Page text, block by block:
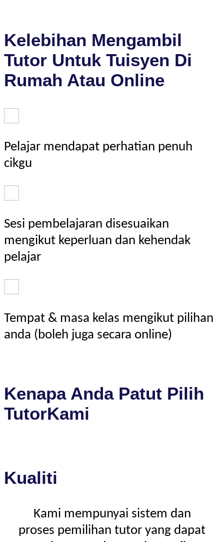
Kelebihan Mengambil
Tutor Untuk Tuisyen Di
Rumah Atau Online
Pelajar mendapat perhatian penuh
cikgu
Sesi pembelajaran disesuaikan
mengikut keperluan dan kehendak
pelajar
Tempat & masa kelas mengikut pilihan
anda (boleh juga secara online)
Kenapa Anda Patut Pilih
TutorKami
Kualiti
Kami mempunyai sistem dan
proses pemilihan tutor yang dapat